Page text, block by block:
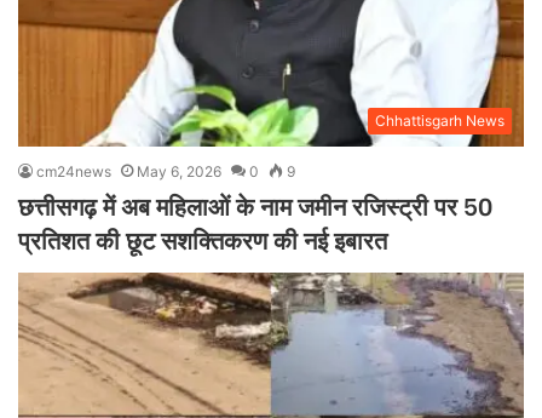
Chhattisgarh News
cm24news May 6, 2026 0 9
छत्तीसगढ़ में अब महिलाओं के नाम जमीन रजिस्ट्री पर 50
प्रतिशत की छूट सशक्तिकरण की नई इबारत